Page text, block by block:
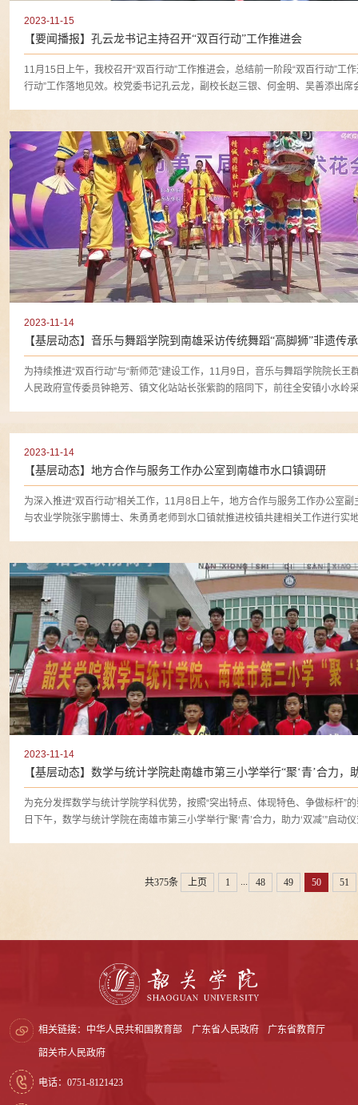
2023-11-15
【要闻播报】孔云龙书记主持召开“双百行动”工作推进会
11月15日上午，我校召开“双百行动”工作推进会，总结前一阶段“双百行动”工
2023-11-14
【基层动态】音乐与舞蹈学院到南雄采访传统舞蹈“高脚狮”非遗传
为持续推进“双百行动”与“新师范”建设工作，11月9日，音乐与舞蹈学院院长
人民政府宣传委员钟艳芳、镇文化站站长张紫韵的陪同下，前往全安镇小水岭
2023-11-14
【基层动态】地方合作与服务工作办公室到南雄市水口镇调研
为深入推进“双百行动”相关工作，11月8日上午，地方合作与服务工作办公室
与农业学院张宇鹏博士、朱勇勇老师到水口镇就推进校镇共建相关工作进行实
2023-11-14
【基层动态】数学与统计学院赴南雄市第三小学举行“聚‘青’合力，
为充分发挥数学与统计学院学科优势，按照“突出特点、体现特色、争做标杆”
日下午，数学与统计学院在南雄市第三小学举行“聚‘青’合力，助力‘双减’”启动
共375条 上页 1 48 49 50 51
相关链接： 中华人民共和国教育部 广东省人民政府 广东省教育厅
韶关市人民政府
电话：0751-8121423